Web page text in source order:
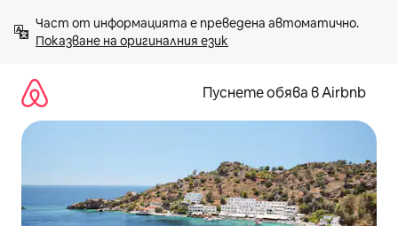
към
съдържанието
Показване на оригиналния език
Пуснете обява в Airbnb